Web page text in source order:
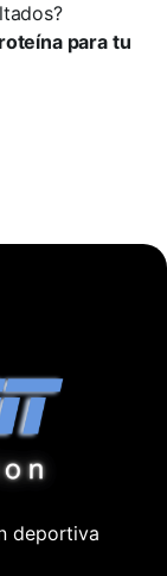
para tu
deportiva